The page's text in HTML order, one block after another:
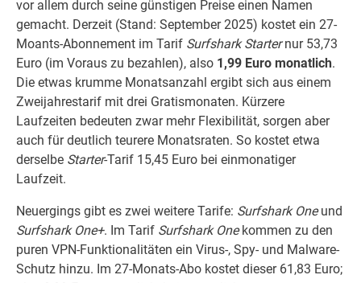
vor allem durch seine günstigen Preise einen Namen
gemacht. Derzeit (Stand: September 2025) kostet ein 27-
Moants-Abonnement im Tarif Surfshark Starternur 53,73
Euro (im Voraus zu bezahlen), also 1,99 Euro monatlich.
Die etwas krumme Monatsanzahl ergibt sich aus einem
Zweijahrestarif mit drei Gratismonaten. Kürzere
Laufzeiten bedeuten zwar mehr Flexibilität, sorgen aber
auch für deutlich teurere Monatsraten. So kostet etwa
derselbe Starter-Tarif 15,45 Euro bei einmonatiger
Laufzeit.
Neuergings gibt es zwei weitere Tarife: Surfshark Oneund
Surfshark One+. Im Tarif Surfshark Onekommen zu den
puren VPN-Funktionalitäten ein Virus-, Spy- und Malware-
Schutz hinzu. Im 27-Monats-Abo kostet dieser 61,83 Euro;